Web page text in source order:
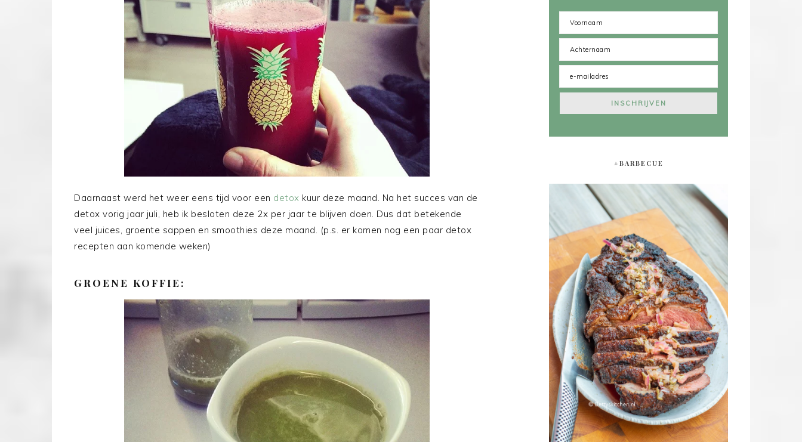
Daarnaast werd het weer eens tijd voor een detox kuur deze maand. Na het succes van de
detox vorig jaar juli, heb ik besloten deze 2x per jaar te blijven doen. Dus dat betekende
veel juices, groente sappen en smoothies deze maand. (p.s. er komen nog een paar detox
recepten aan komende weken)
GROENE KOFFIE:
#BARBECUE